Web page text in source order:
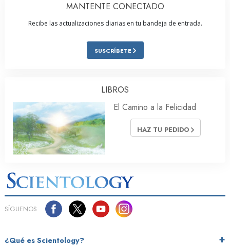
MANTENTE CONECTADO
Recibe las actualizaciones diarias en tu bandeja de entrada.
SUSCRÍBETE
LIBROS
El Camino a la Felicidad
HAZ TU PEDIDO
SÍGUENOS
¿Qué es Scientology?